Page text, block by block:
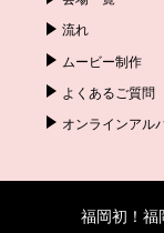
流れ
ムービー制作
よくあるご質問
オンラインアル
福岡初！福